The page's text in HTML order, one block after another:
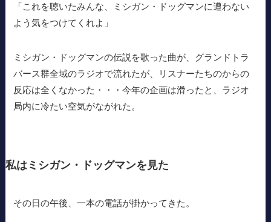
「これを聴いたみんな、ミシガン・ドッグマンに遭わない
よう気をつけてくれよ」
ミシガン・ドッグマンの伝説を歌った曲が、グランドトラ
バース群全域のラジオで流れたが、リスナーたちのからの
反応は全くなかった・・・今年の企画は滑ったと、ラジオ
局内に冷たい空気がながれた。
私はミシガン・ドッグマンを見た
その日の午後、一本の電話が掛かってきた。